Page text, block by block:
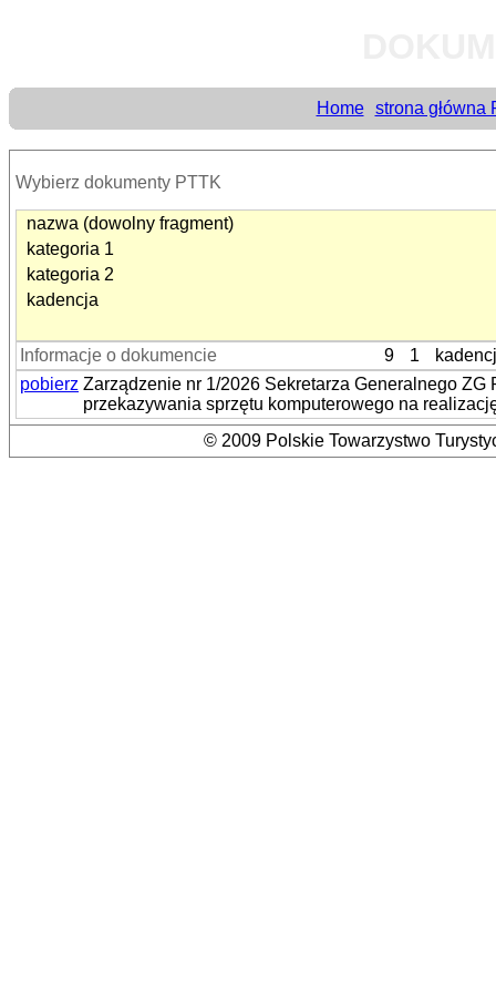
Home strona główna
Wybierz dokumenty PTTK
nazwa (dowolny fragment)
kategoria 1
kategoria 2
kadencja
Informacje o dokumencie 9 1
pobierz Zarządzenie nr 1/2026 Sekretarza Generalnego
przekazywania sprzętu komputerowego na
© 2009 Polskie Towarzystwo